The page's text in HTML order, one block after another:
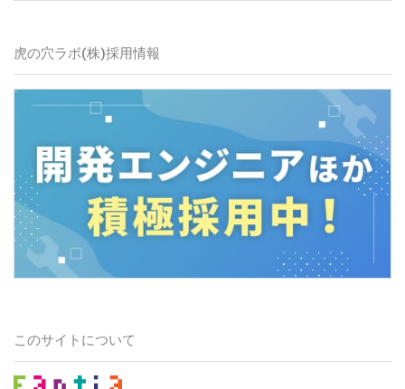
虎の穴ラボ(株)採用情報
このサイトについて